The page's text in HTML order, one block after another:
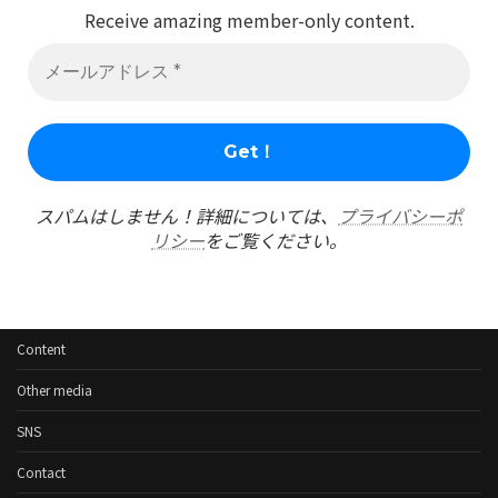
Receive amazing member-only content.
スパムはしません！詳細については、 プライバシーポ
リシーをご覧ください。
Content
Other media
SNS
Contact